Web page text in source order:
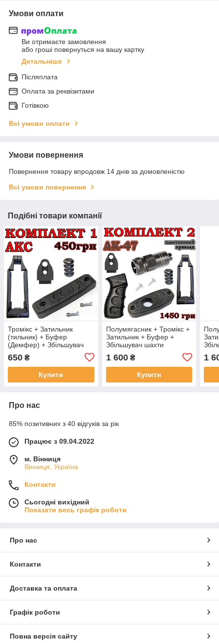
Умови оплати
Ви отримаєте замовлення
або гроші повернуться на вашу картку
Детальніше
Післяплата
Оплата за реквізитами
Готівкою
Всі умови оплати
Умови повернення
Повернення товару впродовж 14 днів за домовленістю
Всі умови повернення
Подібні товари компанії
Тромікс + Затильник
(тильник) + Буфер
(Демфер) + Збільшувач
650 ₴
Купити
Полумягасник + Тромікс +
Затильник + Буфер +
Збільшувач шахти
1 600₴
Купити
1
Про нас
85% позитивних з 40 відгуків за рік
Працює з 09.04.2022
м. Вінниця
Вінниця, Україна
Контакти
Сьогодні вихідний
Показати весь графік роботи
Про нас
Контакти
Доставка та оплата
Графік роботи
Повна версія сайту